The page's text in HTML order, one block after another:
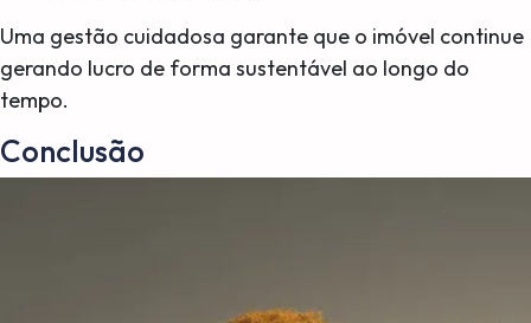
Uma gestão cuidadosa garante que o imóvel continue
gerando lucro de forma sustentável ao longo do
tempo.
Conclusão